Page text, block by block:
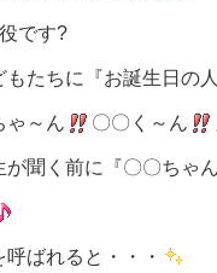
です?
たちに『お誕生日の
ゃ～ん 〇〇く～ん
が聞く前に『〇〇ちゃん
ばれると・・・